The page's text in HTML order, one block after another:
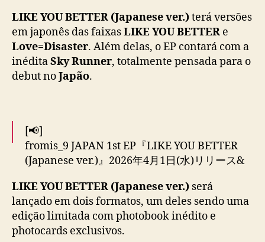
e
d
e
b
p
ã
LIKE YOU BETTER (Japanese ver.)terá versões
em japonês das faixasLIKE YOU BETTER e
Love=Disaster. Além delas, o EP contará com a
inéditaSky Runner, totalmente pensada para o
debut noJapão.
[📢]
fromis_9 JAPAN 1st EP『LIKE YOU BETTER
(Japanese ver.)』2026年4月1日(水)リリース&
本日18時より予約販売もスタートしました！
🔗詳しくはこちら
LIKE YOU BETTER (Japanese ver.) será
lançado em dois formatos, um deles sendo uma
edição limitada com photobook inédito e
photocards exclusivos.